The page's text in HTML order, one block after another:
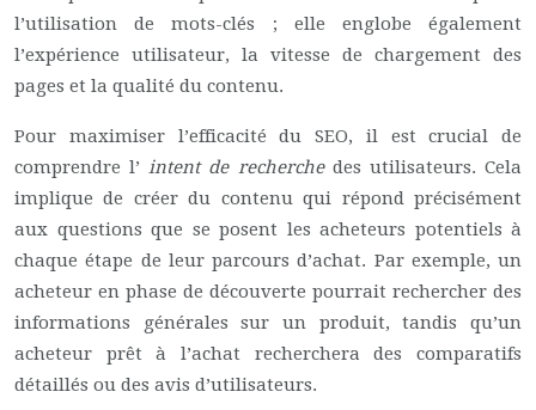
l’utilisation de mots-clés ; elle englobe également
l’expérience utilisateur, la vitesse de chargement des
pages et la qualité du contenu.
Pour maximiser l’efficacité du SEO, il est crucial de
comprendre l’intent de recherche des utilisateurs. Cela
implique de créer du contenu qui répond précisément
aux questions que se posent les acheteurs potentiels à
chaque étape de leur parcours d’achat. Par exemple, un
acheteur en phase de découverte pourrait rechercher des
informations générales sur un produit, tandis qu’un
acheteur prêt à l’achat recherchera des comparatifs
détaillés ou des avis d’utilisateurs.